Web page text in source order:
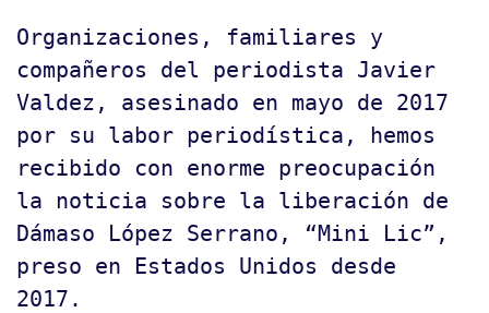
Organizaciones, familiares y
compañeros del periodista Javier
Valdez, asesinado en mayo de 2017
por su labor periodística, hemos
recibido con enorme preocupación
la noticia sobre la liberación de
Dámaso López Serrano, “Mini Lic”,
preso en Estados Unidos desde
2017.